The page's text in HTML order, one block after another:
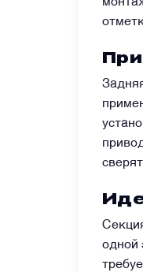
одной
Реле и